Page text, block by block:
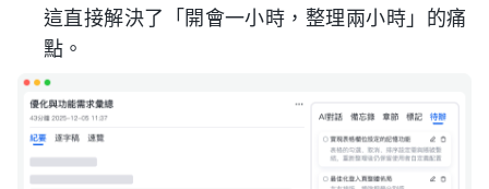
這直接解決了「開會一小時，整理兩小時」的痛
點。